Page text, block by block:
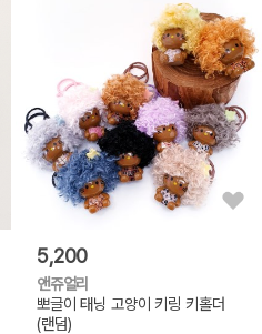
5,200
앤쥬얼리
뽀글이 태닝 고양이 키링 키홀더
(랜덤)